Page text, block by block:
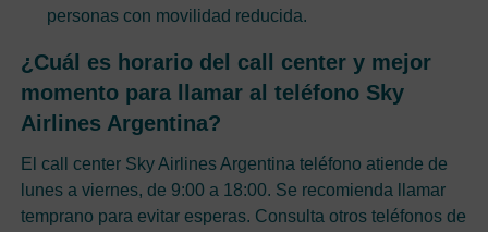
personas con movilidad reducida.
¿Cuál es horario del call center y mejor
momento para llamar al teléfono Sky
Airlines Argentina?
El call center Sky Airlines Argentina teléfono atiende de
lunes a viernes, de 9:00 a 18:00. Se recomienda llamar
temprano para evitar esperas. Consulta otros teléfonos de